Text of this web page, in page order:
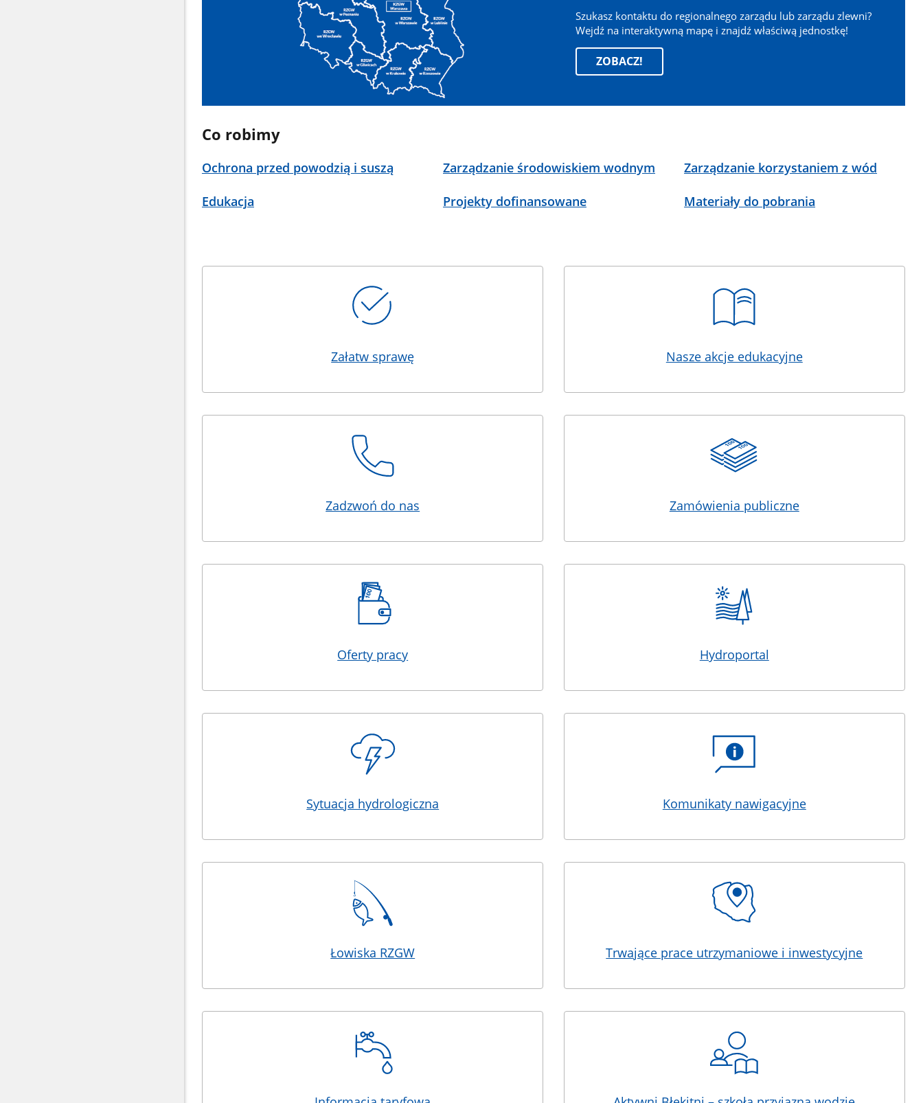
Szukasz kontaktu do regionalnego zarządu lub zarządu zlewni?
Wejdź na interaktywną mapę i znajdź właściwą jednostkę!
ZOBACZ!
Co robimy
Ochrona przed powodzią i suszą Zarządzanie środowiskiem wodnym Zarządzanie korzystaniem z wód
Edukacja Projekty dofinansowane Materiały do pobrania
Kafelki
Załatw sprawę Nasze akcje edukacyjne
Zadzwoń do nas Zamówienia publiczne
Oferty pracy Hydroportal
Sytuacja hydrologiczna Komunikaty nawigacyjne
Łowiska RZGW Trwające prace utrzymaniowe i inwestycyjne